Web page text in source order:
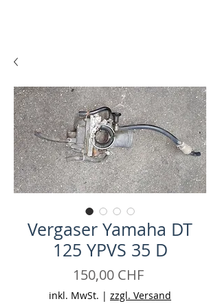
Vergaser Yamaha DT
125 YPVS 35 D
150,00 CHFPreis
inkl. MwSt. | zzgl. Versand